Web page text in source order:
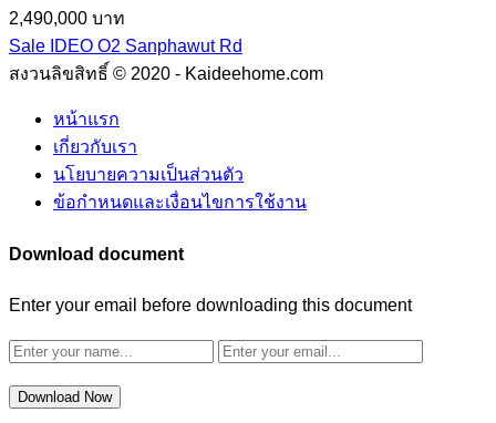
2,490,000 บาท
Sale IDEO O2 Sanphawut Rd
สงวนลิขสิทธิ์ © 2020 - Kaideehome.com
หน้าแรก
เกี่ยวกับเรา
นโยบายความเป็นส่วนตัว
ข้อกำหนดและเงื่อนไขการใช้งาน
Download document
Enter your email before downloading this document
Download Now